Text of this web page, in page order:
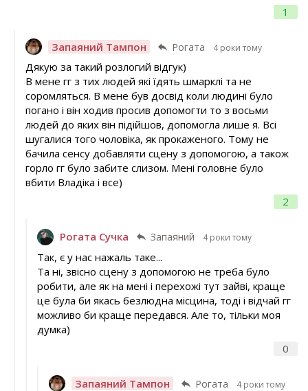
1
Запаяний Тампон Рогата 4 роки тому
2
Дякую за такий розлогий відгук)
В мене гг з тих людей які їдять шмарклі та не
соромляться. В мене був досвід коли людині було
погано і він ходив просив допомогти то з восьми
людей до яких він підійшов, допомогла лише я. Всі
шугалися того чоловіка, як прокаженого. Тому не
бачила сенсу добавляти сцену з допомогою, а також
горло гг було забите слизом. Мені головне було
вбити Владіка і все)
Рогата Сучка Запаяний 4 роки тому
0
Так, є у нас нажаль таке...
Та ні, звісно сцену з допомогою не треба було
робити, але як на мені і перехожі тут зайві, краще
це була би якась безлюдна місцина, тоді і відчай гг
можливо би краще передався. Але то, тільки моя
думка)
Запаяний Тампон Рогата 4 роки тому